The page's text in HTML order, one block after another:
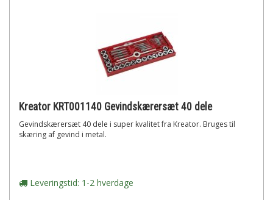
Kreator KRT001140 Gevindskærersæt 40 dele
Gevindskærersæt 40 dele i super kvalitet fra Kreator. Bruges til
skæring af gevind i metal.
Leveringstid: 1-2 hverdage